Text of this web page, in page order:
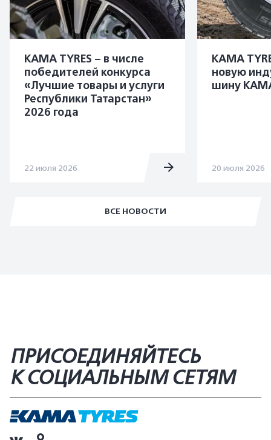
ВСЕ НОВОСТИ
KAMA TYRES – в числе
победителей конкурса
«Лучшие товары и услуги
Республики Татарстан»
2026 года
22 июля 2026
KAMA
новую
шину
20 июля 2026
ПРИСОЕДИНЯЙТЕСЬ
К СОЦИАЛЬНЫМ СЕТЯМ